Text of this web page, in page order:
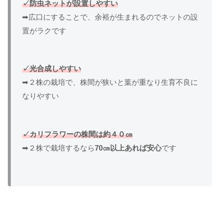
✓防虫ネットが設置しやすい
➡広口にすることで、余裕が生まれるのでネットの設
置がラクです
✓光合成しやすい
➡２株の栽培で、株間が狭いと葉が重なり生育不良に
なりやすい
✓カリフラワーの株間は約４０㎝
➡２株で栽培するなら70㎝以上あれば安心です